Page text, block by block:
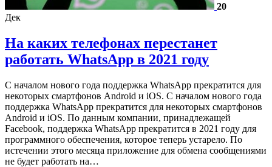
20
Дек
На каких телефонах перестанет
работать WhatsApp в 2021 году
С началом нового года поддержка WhatsApp прекратится для
некоторых смартфонов Android и iOS. С началом нового года
поддержка WhatsApp прекратится для некоторых смартфонов
Android и iOS. По данным компании, принадлежащей
Facebook, поддержка WhatsApp прекратится в 2021 году для
программного обеспечения, которое теперь устарело. По
истечении этого месяца приложение для обмена сообщениями
не будет работать на…